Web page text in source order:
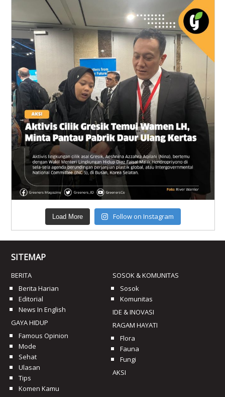
Load More Follow on Instagram
SITEMAP
BERITA
Berita Harian
Editorial
News In English
GAYA HIDUP
Famous Opinion
Mode
Sehat
Ulasan
Tips
Komen Kamu
SOSOK & KOMUNITAS
Sosok
Komunitas
IDE & INOVASI
RAGAM HAYATI
Flora
Fauna
Fungi
AKSI